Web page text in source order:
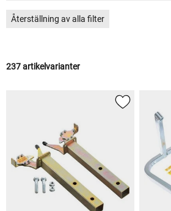
Återställning av alla filter
237 artikelvarianter